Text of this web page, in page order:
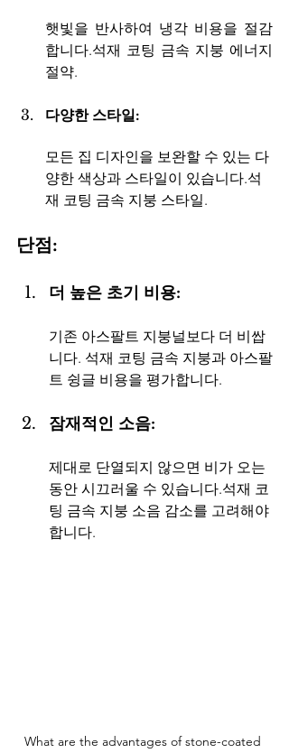
햇빛을 반사하여 냉각 비용을 절감
합니다.석재 코팅 금속 지붕 에너지
절약.
다양한 스타일:
모든 집 디자인을 보완할 수 있는 다
양한 색상과 스타일이 있습니다.석
재 코팅 금속 지붕 스타일.
단점:
더 높은 초기 비용:
기존 아스팔트 지붕널보다 더 비쌉
니다. 석재 코팅 금속 지붕과 아스팔
트 슁글 비용을 평가합니다.
잠재적인 소음:
제대로 단열되지 않으면 비가 오는
동안 시끄러울 수 있습니다.석재 코
팅 금속 지붕 소음 감소를 고려해야
합니다.
What are the advantages of stone-coated